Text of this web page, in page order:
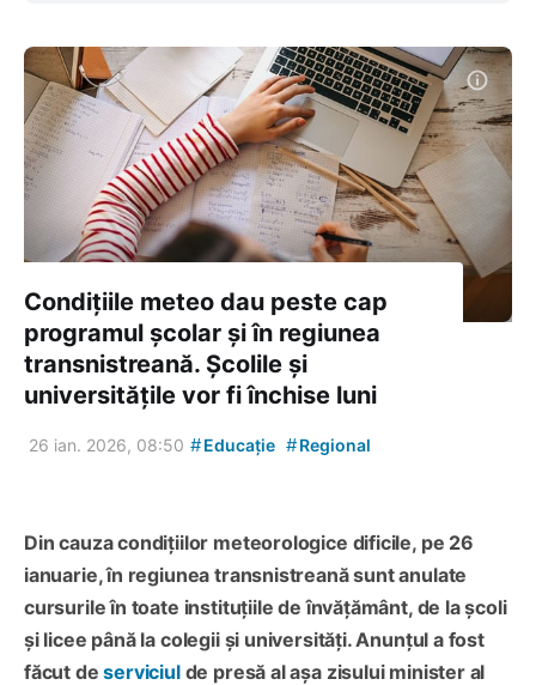
Condițiile meteo dau peste cap
programul școlar și în regiunea
transnistreană. Școlile și
universitățile vor fi închise luni
26 ian. 2026, 08:50 #Educație #Regional
Din cauza condițiilor meteorologice dificile, pe 26
ianuarie, în regiunea transnistreană sunt anulate
cursurile în toate instituțiile de învățământ, de la școli
și licee până la colegii și universități. Anunțul a fost
făcut deserviciulde presă al așa zisului minister al